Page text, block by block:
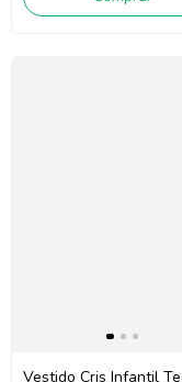
Vestido Cris Infantil